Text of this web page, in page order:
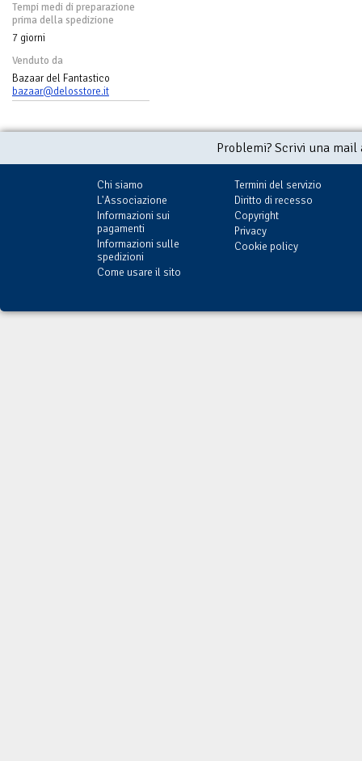
Tempi medi di preparazione
prima della spedizione
7 giorni
Venduto da
Bazaar del Fantastico
bazaar@delosstore.it
Problemi? Scrivi una
Chi siamo
L'Associazione
Informazioni sui
pagamenti
Informazioni sulle
spedizioni
Come usare il sito
Termini del servizio
Diritto di recesso
Copyright
Privacy
Cookie policy